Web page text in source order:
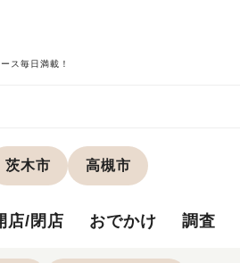
ス毎日満載！
茨木市 高槻市
店/閉店 おでかけ 調査